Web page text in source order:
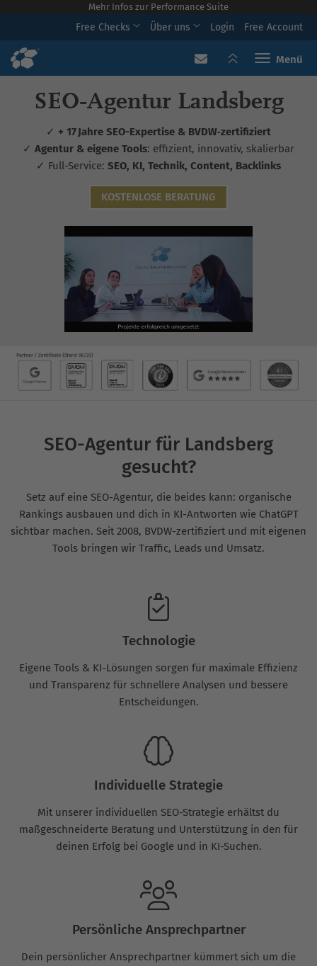
Mehr Infos zur Performance Suite
Free Checks Über uns Login Free Account
Toggle
SEO‑Agentur Landsberg
✓ + 17 Jahre SEO-Expertise & BVDW‑zertifiziert
✓ Agentur & eigene Tools: effizient, innovativ, skalierbar
✓ Full-Service: SEO, KI, Technik, Content, Backlinks
KOSTENLOSE BERATUNG
SEO-Agentur für Landsberg
gesucht?
Setz auf eine SEO-Agentur, die beides kann: organische
Rankings ausbauen und dich in KI-Antworten wie ChatGPT
sichtbar machen. Seit 2008, BVDW-zertifiziert und mit eigenen
Tools bringen wir Traffic, Leads und Umsatz.
Technologie
Eigene Tools & KI-Lösungen sorgen für maximale Effizienz
und Transparenz für schnellere Analysen und bessere
Entscheidungen.
Individuelle Strategie
Mit unserer individuellen SEO-Strategie erhältst du
maßgeschneiderte Beratung und Unterstützung in den für
deinen Erfolg bei Google und in KI-Suchen.
Persönliche Ansprechpartner
Dein persönlicher Ansprechpartner kümmert sich um die